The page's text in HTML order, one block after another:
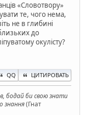
«Словотвору»
те, чого нема,
не в глибині
до
окулісту?
QQ ЦИТИРОВАТЬ
бодай би свою знати
знання(Гнат